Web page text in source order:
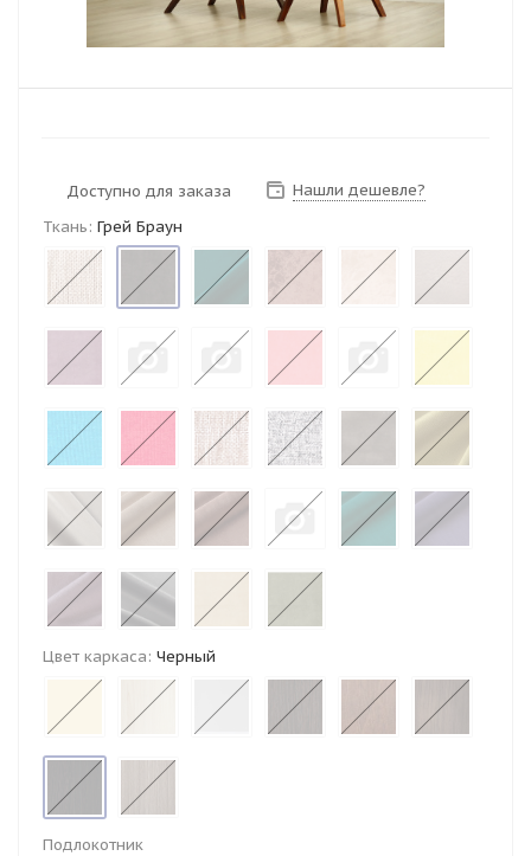
Доступно для заказа
Нашли дешевле?
Ткань: Грей Браун
Цвет каркаса: Черный
Подлокотник